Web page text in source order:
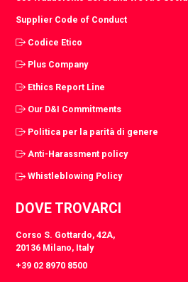
Supplier Code of Conduct
Codice Etico
Plus Company
Ethics Report Line
Our D&I Commitments
Politica per la parità di genere
Anti-Harassment policy
Whistleblowing Policy
DOVE TROVARCI
Corso S. Gottardo, 42A,
20136 Milano, Italy
+39 02 8970 8500